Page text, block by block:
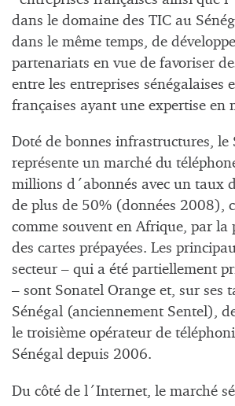
dans le domaine des TIC au
dans le même temps, de
partenariats en vue de favoriser
entre les entreprises sénégalaises
françaises ayant une expertise en
Doté de bonnes infrastructures, le
représente un marché du
millions d´abonnés avec un taux
de plus de 50% (données 2008),
comme souvent en Afrique, par la
des cartes prépayées. Les
secteur – qui a été partiellement
– sont Sonatel Orange et, sur ses
Sénégal (anciennement Sentel),
le troisième opérateur de
Sénégal depuis 2006.
Du côté de l´Internet, le marché